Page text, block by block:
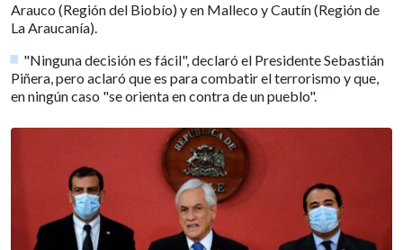
Arauco (Región del Biobío) y en Malleco y Cautín (Región de
La Araucanía).
"Ninguna decisión es fácil", declaró el Presidente Sebastián
Piñera, pero aclaró que es para combatir el terrorismo y que,
en ningún caso "se orienta en contra de un pueblo".